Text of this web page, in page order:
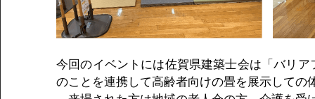
今回のイベントには佐賀県建築士会は「バリ
のことを連携して高齢者向けの畳を展示しての